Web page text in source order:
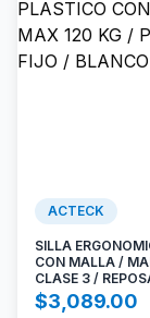
ACTECK
SILLA
CON MALLA /
CLASE 3 /
$3,089.00